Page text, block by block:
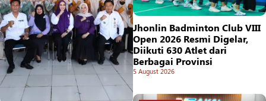
Jhonlin Badminton Club VIII
Open 2026 Resmi Digelar,
Diikuti 630 Atlet dari
Berbagai Provinsi
5 August 2026